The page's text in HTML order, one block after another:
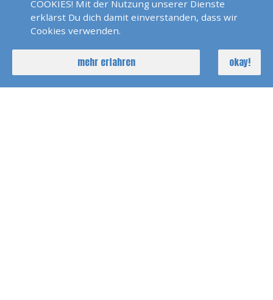
COOKIES! Mit der Nutzung unserer Dienste
erklärst Du dich damit einverstanden, dass wir
Cookies verwenden.
mehr erfahren okay!